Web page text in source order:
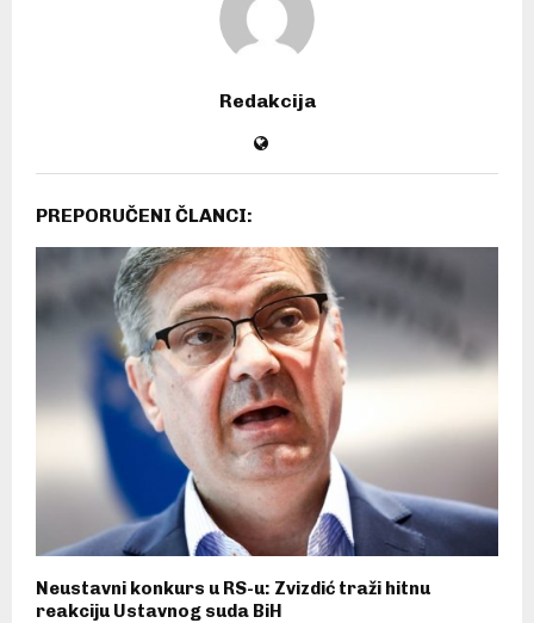
Redakcija
PREPORUČENI ČLANCI:
Neustavni konkurs u RS-u: Zvizdić traži hitnu
reakciju Ustavnog suda BiH